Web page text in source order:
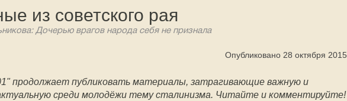
из советского рая
Дочерью врагов народа себя не признала
Опубликовано 28 октября 2015
продолжает публиковать материалы, затрагивающие важную и
среди молодёжи тему сталинизма. Читайте и комментируйте!